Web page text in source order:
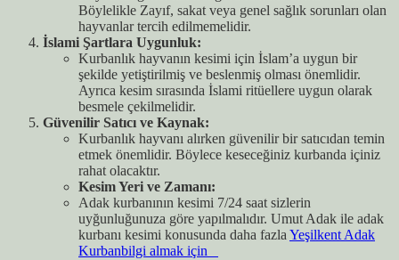
Böylelikle Zayıf, sakat veya genel sağlık sorunları olan
hayvanlar tercih edilmemelidir.
İslami Şartlara Uygunluk:
Kurbanlık hayvanın kesimi için İslam’a uygun bir
şekilde yetiştirilmiş ve beslenmiş olması önemlidir.
Ayrıca kesim sırasında İslami ritüellere uygun olarak
besmele çekilmelidir.
Güvenilir Satıcı ve Kaynak:
Kurbanlık hayvanı alırken güvenilir bir satıcıdan temin
etmek önemlidir. Böylece keseceğiniz kurbanda içiniz
rahat olacaktır.
Kesim Yeri ve Zamanı:
Adak kurbanının kesimi 7/24 saat sizlerin
uyğunluğunuza göre yapılmalıdır. Umut Adak ile adak
kurbanı kesimi konusunda daha fazla Yeşilkent Adak
Kurbanbilgi almak için